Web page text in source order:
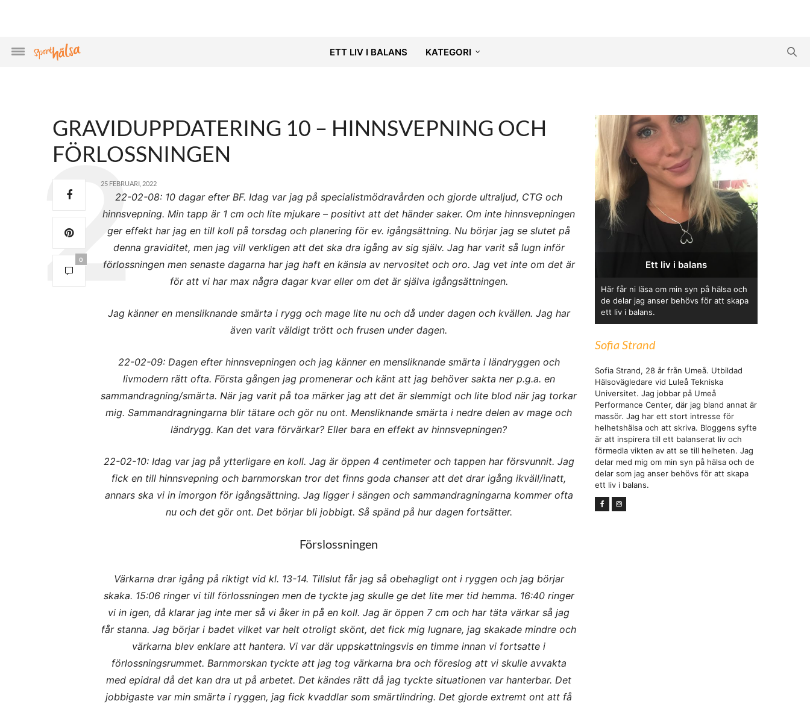
ETT LIV I BALANS KATEGORI
GRAVIDUPPDATERING 10 – HINNSVEPNING OCH
FÖRLOSSNINGEN
0
25 FEBRUARI, 2022
22-02-08: 10 dagar efter BF. Idag var jag på specialistmödravården och gjorde ultraljud, CTG och
hinnsvepning. Min tapp är 1 cm och lite mjukare – positivt att det händer saker. Om inte hinnsvepningen
ger effekt har jag en till koll på torsdag och planering för ev. igångsättning. Nu börjar jag se slutet på
denna graviditet, men jag vill verkligen att det ska dra igång av sig själv. Jag har varit så lugn inför
förlossningen men senaste dagarna har jag haft en känsla av nervositet och oro. Jag vet inte om det är
för att vi har max några dagar kvar eller om det är själva igångsättningen.
Jag känner en mensliknande smärta i rygg och mage lite nu och då under dagen och kvällen. Jag har
även varit väldigt trött och frusen under dagen.
22-02-09: Dagen efter hinnsvepningen och jag känner en mensliknande smärta i ländryggen och
livmodern rätt ofta. Första gången jag promenerar och känt att jag behöver sakta ner p.g.a. en
sammandragning/smärta. När jag varit på toa märker jag att det är slemmigt och lite blod när jag torkar
mig. Sammandragningarna blir tätare och gör nu ont. Mensliknande smärta i nedre delen av mage och
ländrygg. Kan det vara förvärkar? Eller bara en effekt av hinnsvepningen?
22-02-10: Idag var jag på ytterligare en koll. Jag är öppen 4 centimeter och tappen har försvunnit. Jag
fick en till hinnsvepning och barnmorskan tror det finns goda chanser att det drar igång ikväll/inatt,
annars ska vi in imorgon för igångsättning. Jag ligger i sängen och sammandragningarna kommer ofta
nu och det gör ont. Det börjar bli jobbigt. Så spänd på hur dagen fortsätter.
Förslossningen
Värkarna drar igång på riktigt vid kl. 13-14. Tillslut får jag så obehagligt ont i ryggen och jag börjar
skaka. 15:06 ringer vi till förlossningen men de tyckte jag skulle ge det lite mer tid hemma. 16:40 ringer
vi in igen, då klarar jag inte mer så vi åker in på en koll. Jag är öppen 7 cm och har täta värkar så jag
får stanna. Jag börjar i badet vilket var helt otroligt skönt, det fick mig lugnare, jag skakade mindre och
värkarna blev enklare att hantera. Vi var där uppskattningsvis en timme innan vi fortsatte i
förlossningsrummet. Barnmorskan tyckte att jag tog värkarna bra och föreslog att vi skulle avvakta
med epidral då det kan dra ut på arbetet. Det kändes rätt då jag tyckte situationen var hanterbar. Det
jobbigaste var min smärta i ryggen, jag fick kvaddlar som smärtlindring. Det gjorde extremt ont att få
Ett liv i balans
Här får ni läsa om min syn på hälsa och
de delar jag anser behövs för att skapa
ett liv i balans.
Sofia Strand
Sofia Strand, 28 år från Umeå. Utbildad
Hälsovägledare vid Luleå Tekniska
Universitet. Jag jobbar på Umeå
Performance Center, där jag bland annat är
massör. Jag har ett stort intresse för
helhetshälsa och att skriva. Bloggens syfte
är att inspirera till ett balanserat liv och
förmedla vikten av att se till helheten. Jag
delar med mig om min syn på hälsa och de
delar som jag anser behövs för att skapa
ett liv i balans.